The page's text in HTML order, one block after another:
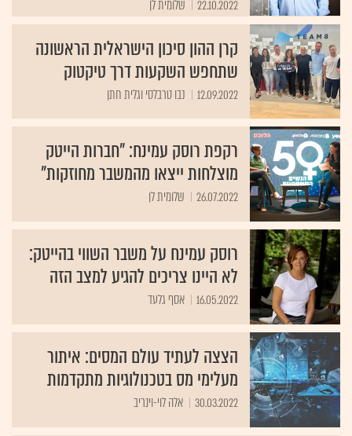
22.10.2022 שלומית לן
קרן ההון סיכון הישראלית הראשונה
שתחפש השקעות דרך טיקטוק
12.09.2022 נבו טרבלסי וגלית חתן
רקפת רוסק עמינח: "חברות הייטק
מוצלחות ייצאו מהמשבר מחוזקות"
26.07.2022 שלומית לן
רוסק עמינח על משבר השווי בהייטק:
לא היינו צריכים להגיע למצב הזה
16.05.2022 אסף גלעד
הצצה לעתיד עולם המסים: איתור
מעלימי מס בטכנולוגיות מתקדמות
30.03.2022 אלה לוי-וינריב